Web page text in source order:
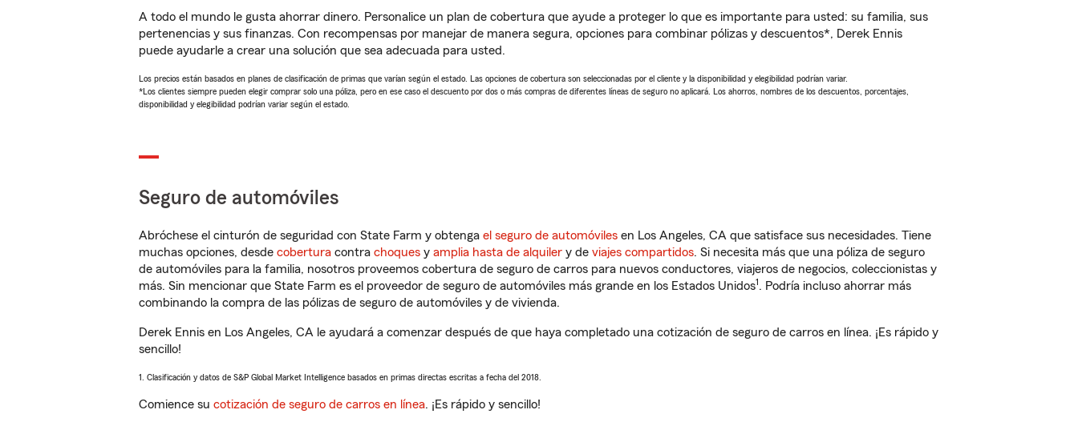
A todo el mundo le gusta ahorrar dinero. Personalice un plan de cobertura que ayude a proteger lo que es importante para usted: su familia, sus
pertenencias y sus finanzas. Con recompensas por manejar de manera segura, opciones para combinar pólizas y descuentos*, Derek Ennis
puede ayudarle a crear una solución que sea adecuada para usted.
Los precios están basados en planes de clasificación de primas que varían según el estado. Las opciones de cobertura son seleccionadas por el cliente y la disponibilidad y elegibilidad podrían variar.
*Los clientes siempre pueden elegir comprar solo una póliza, pero en ese caso el descuento por dos o más compras de diferentes líneas de seguro no aplicará. Los ahorros, nombres de los descuentos, porcentajes,
disponibilidad y elegibilidad podrían variar según el estado.
Seguro de automóviles
Abróchese el cinturón de seguridad con State Farm y obtenga el seguro de automóviles en Los Angeles, CA que satisface sus necesidades. Tiene
muchas opciones, desde cobertura contra choques y amplia hasta de alquiler y de viajes compartidos. Si necesita más que una póliza de seguro
de automóviles para la familia, nosotros proveemos cobertura de seguro de carros para nuevos conductores, viajeros de negocios, coleccionistas y
más. Sin mencionar que State Farm es el proveedor de seguro de automóviles más grande en los Estados Unidos1. Podría incluso ahorrar más
combinando la compra de las pólizas de seguro de automóviles y de vivienda.
Derek Ennis en Los Angeles, CA le ayudará a comenzar después de que haya completado una cotización de seguro de carros en línea. ¡Es rápido y
sencillo!
1. Clasificación y datos de S&P Global Market Intelligence basados en primas directas escritas a fecha del 2018.
Comience su cotización de seguro de carros en línea. ¡Es rápido y sencillo!